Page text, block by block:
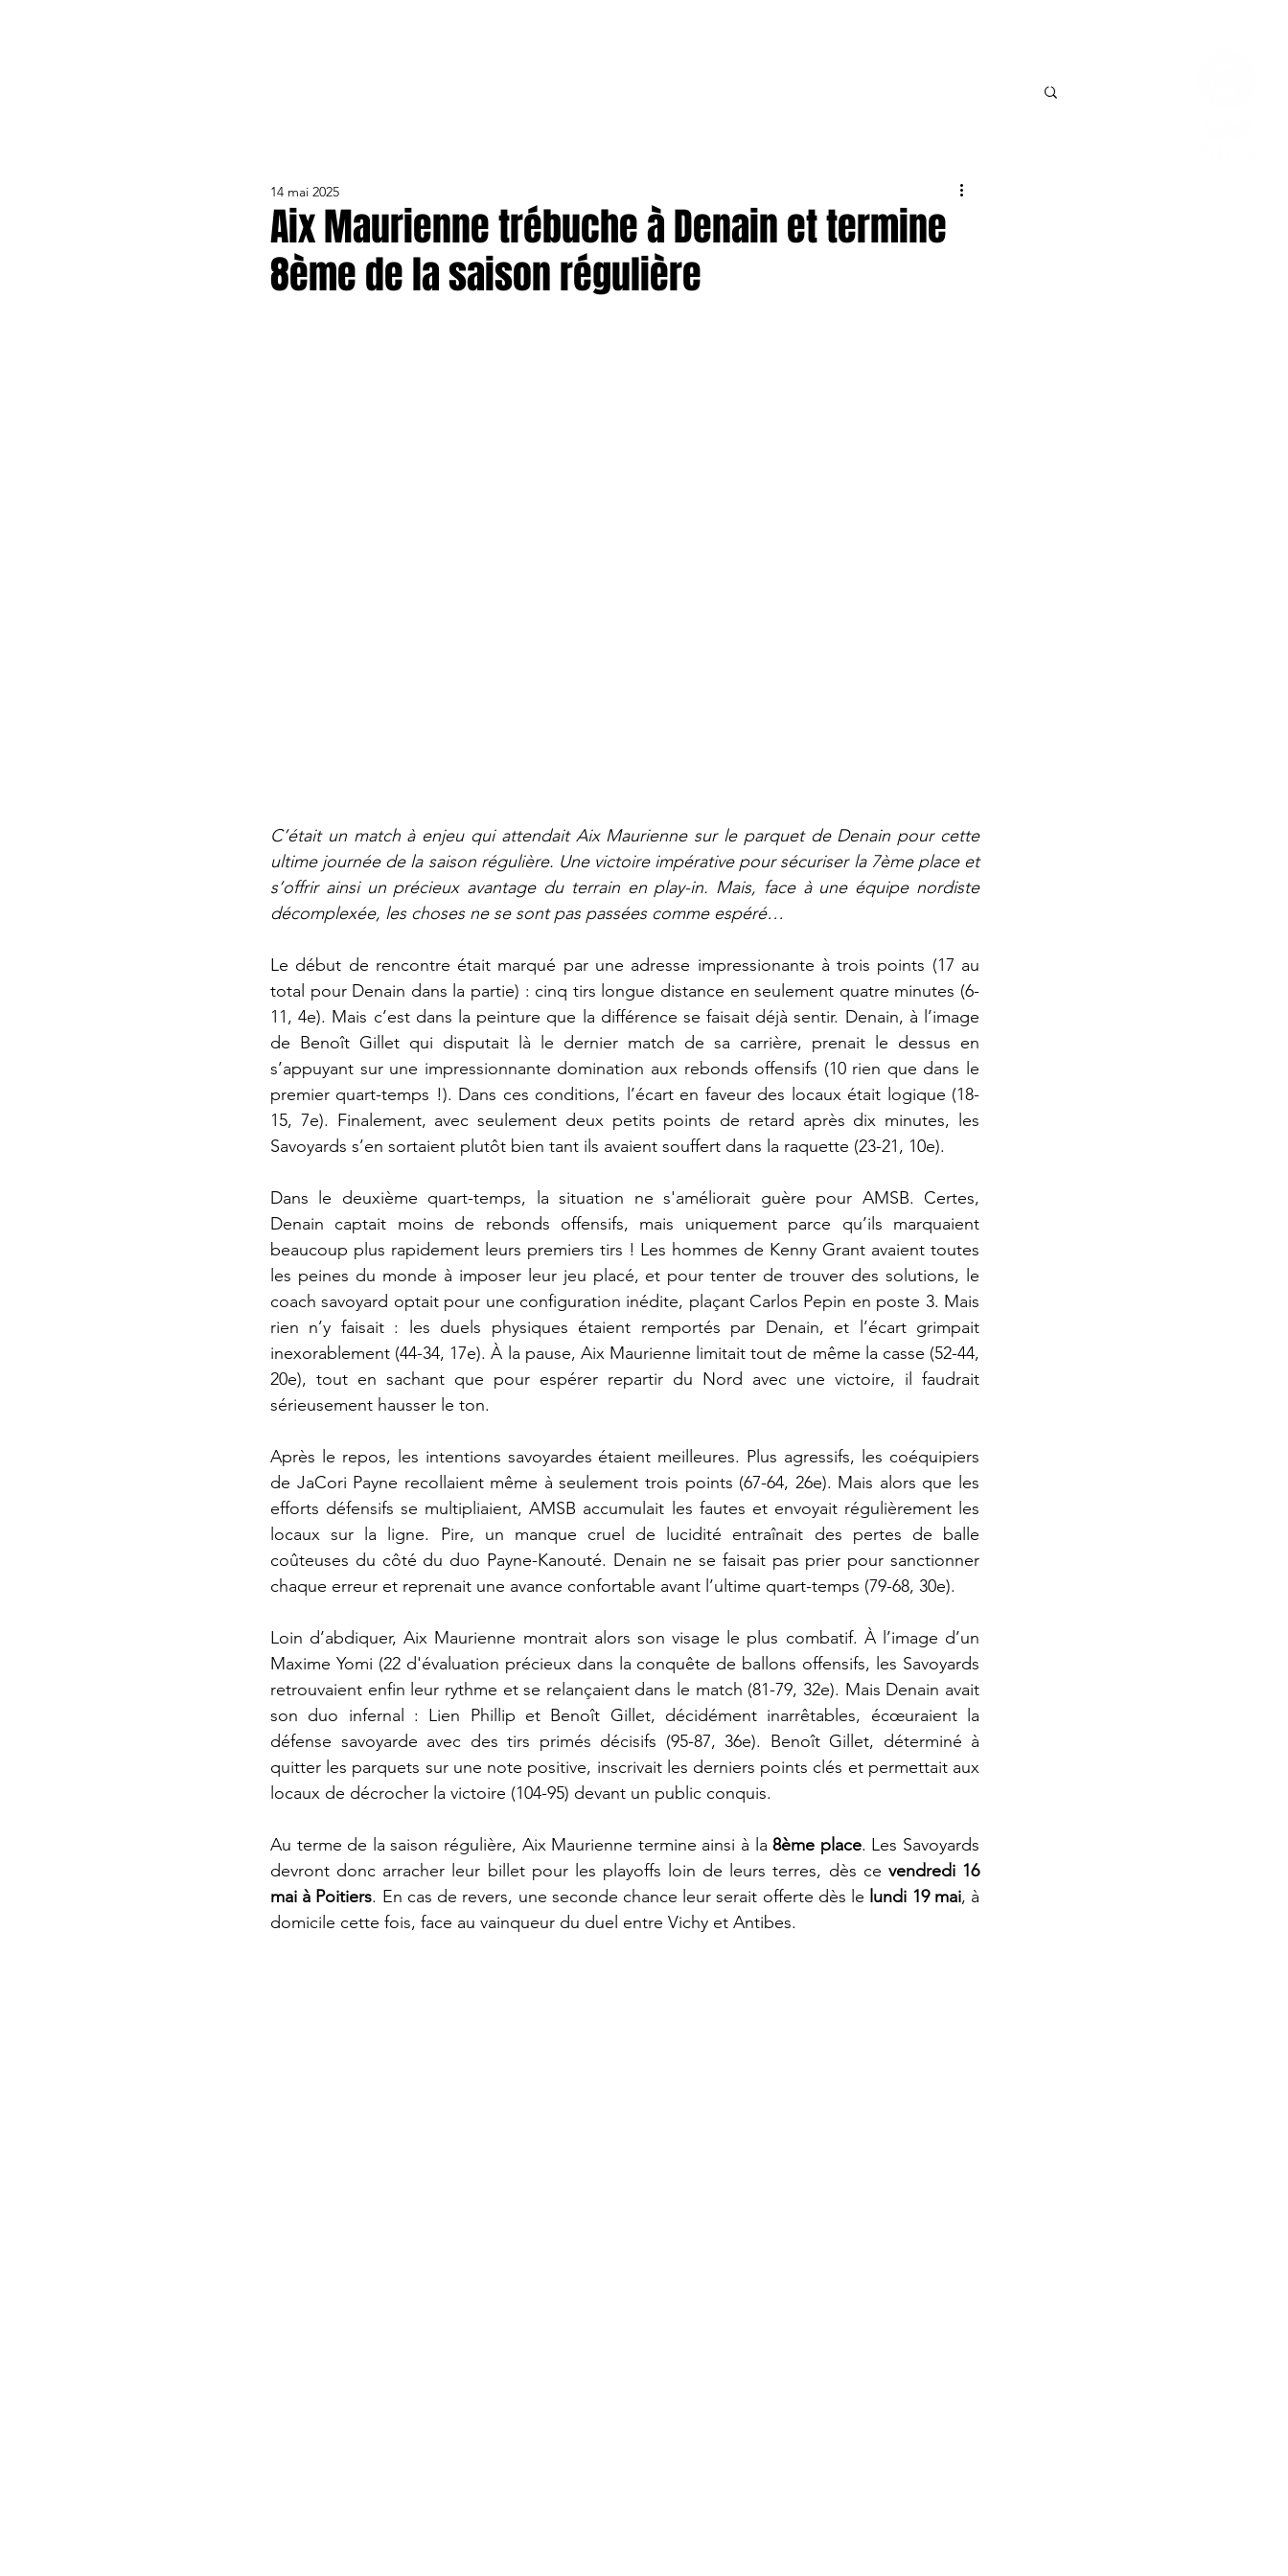
CONTACT
Aix Maurienne trébuche à Denain et termine
8ème de la saison régulière
14 mai 2025
C’était un match à enjeu qui attendait Aix Maurienne sur le parquet de Denain pour cette
ultime journée de la saison régulière. Une victoire impérative pour sécuriser la 7ème place et
s’offrir ainsi un précieux avantage du terrain en play-in. Mais, face à une équipe nordiste
décomplexée, les choses ne se sont pas passées comme espéré…
Le début de rencontre était marqué par une adresse impressionante à trois points (17 au
total pour Denain dans la partie) : cinq tirs longue distance en seulement quatre minutes (6-
11, 4e). Mais c’est dans la peinture que la différence se faisait déjà sentir. Denain, à l’image
de Benoît Gillet qui disputait là le dernier match de sa carrière, prenait le dessus en
s’appuyant sur une impressionnante domination aux rebonds offensifs (10 rien que dans le
premier quart-temps !). Dans ces conditions, l’écart en faveur des locaux était logique (18-
15, 7e). Finalement, avec seulement deux petits points de retard après dix minutes, les
Savoyards s’en sortaient plutôt bien tant ils avaient souffert dans la raquette (23-21, 10e).
Dans le deuxième quart-temps, la situation ne s'améliorait guère pour AMSB. Certes,
Denain captait moins de rebonds offensifs, mais uniquement parce qu’ils marquaient
beaucoup plus rapidement leurs premiers tirs ! Les hommes de Kenny Grant avaient toutes
les peines du monde à imposer leur jeu placé, et pour tenter de trouver des solutions, le
coach savoyard optait pour une configuration inédite, plaçant Carlos Pepin en poste 3. Mais
rien n’y faisait : les duels physiques étaient remportés par Denain, et l’écart grimpait
inexorablement (44-34, 17e). À la pause, Aix Maurienne limitait tout de même la casse (52-44,
20e), tout en sachant que pour espérer repartir du Nord avec une victoire, il faudrait
sérieusement hausser le ton.
Après le repos, les intentions savoyardes étaient meilleures. Plus agressifs, les coéquipiers
de JaCori Payne recollaient même à seulement trois points (67-64, 26e). Mais alors que les
efforts défensifs se multipliaient, AMSB accumulait les fautes et envoyait régulièrement les
locaux sur la ligne. Pire, un manque cruel de lucidité entraînait des pertes de balle
coûteuses du côté du duo Payne-Kanouté. Denain ne se faisait pas prier pour sanctionner
chaque erreur et reprenait une avance confortable avant l’ultime quart-temps (79-68, 30e).
Loin d’abdiquer, Aix Maurienne montrait alors son visage le plus combatif. À l’image d’un
Maxime Yomi (22 d'évaluation précieux dans la conquête de ballons offensifs, les Savoyards
retrouvaient enfin leur rythme et se relançaient dans le match (81-79, 32e). Mais Denain avait
son duo infernal : Lien Phillip et Benoît Gillet, décidément inarrêtables, écœuraient la
défense savoyarde avec des tirs primés décisifs (95-87, 36e). Benoît Gillet, déterminé à
quitter les parquets sur une note positive, inscrivait les derniers points clés et permettait aux
locaux de décrocher la victoire (104-95) devant un public conquis.
Au terme de la saison régulière, Aix Maurienne termine ainsi à la 8ème place. Les Savoyards
devront donc arracher leur billet pour les playoffs loin de leurs terres, dès ce vendredi 16
mai à Poitiers. En cas de revers, une seconde chance leur serait offerte dès le lundi 19 mai, à
domicile cette fois, face au vainqueur du duel entre Vichy et Antibes.